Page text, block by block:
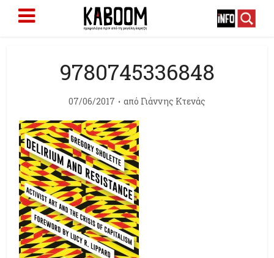
9780745336848
07/06/2017 από Γιάννης Κτενάς